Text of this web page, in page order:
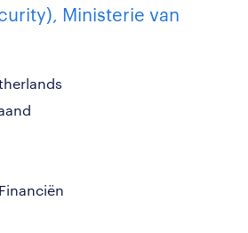
Ministerie van